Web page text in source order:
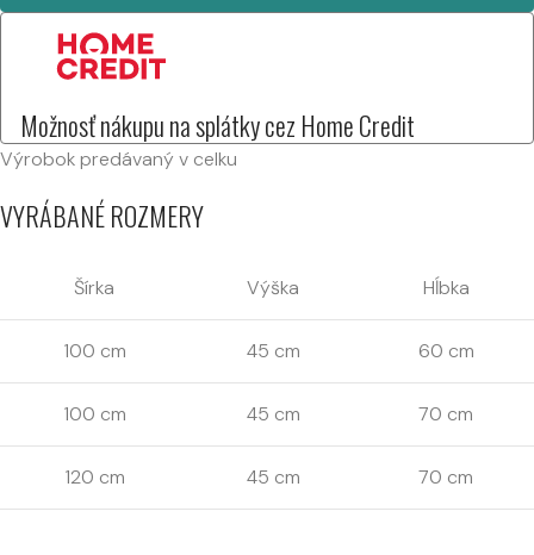
Možnosť nákupu na splátky cez Home Credit
Výrobok predávaný v celku
VYRÁBANÉ ROZMERY
Šírka Výška Hĺbka
100 cm 45 cm 60 cm
100 cm 45 cm 70 cm
120 cm 45 cm 70 cm